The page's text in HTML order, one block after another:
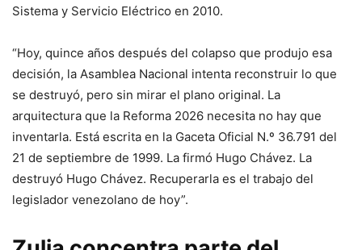
Sistema y Servicio Eléctrico en 2010.
“Hoy, quince años después del colapso que produjo esa
decisión, la Asamblea Nacional intenta reconstruir lo que
se destruyó, pero sin mirar el plano original. La
arquitectura que la Reforma 2026 necesita no hay que
inventarla. Está escrita en la Gaceta Oficial N.º 36.791 del
21 de septiembre de 1999. La firmó Hugo Chávez. La
destruyó Hugo Chávez. Recuperarla es el trabajo del
legislador venezolano de hoy”.